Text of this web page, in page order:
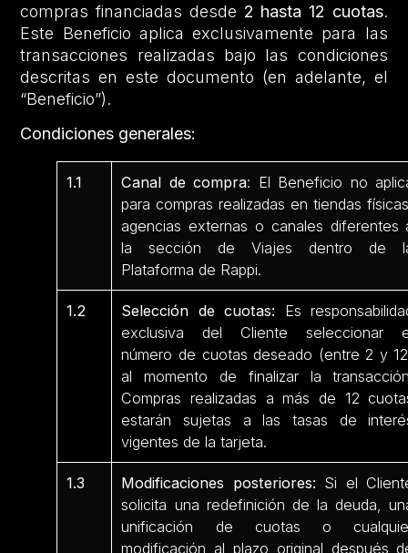
compras financiadas desde 2 hasta 12 cuotas.
Este Beneficio aplica exclusivamente para las
transacciones realizadas bajo las condiciones
descritas en este documento (en adelante, el
“Beneficio”).
Condiciones generales:
1.1 Canal de compra: El Beneficio no
para compras realizadas en tiendas
agencias externas o canales diferentes
la sección de Viajes dentro de
Plataforma de Rappi.
1.2 Selección de cuotas: Es
exclusiva del Cliente seleccionar
número de cuotas deseado (entre 2 y
al momento de finalizar la
Compras realizadas a más de 12
estarán sujetas a las tasas de
vigentes de la tarjeta.
1.3 Modificaciones posteriores: Si el
solicita una redefinición de la deuda,
unificación de cuotas o
modificación al plazo original después